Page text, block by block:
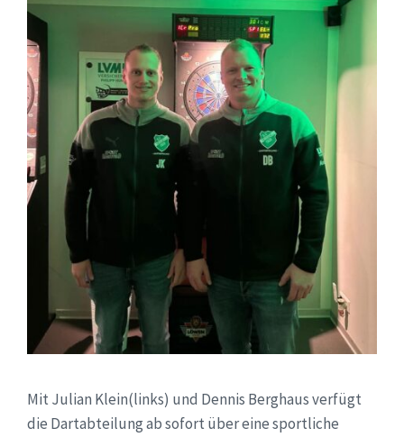
Mit Julian Klein(links) und Dennis Berghaus verfügt
die Dartabteilung ab sofort über eine sportliche